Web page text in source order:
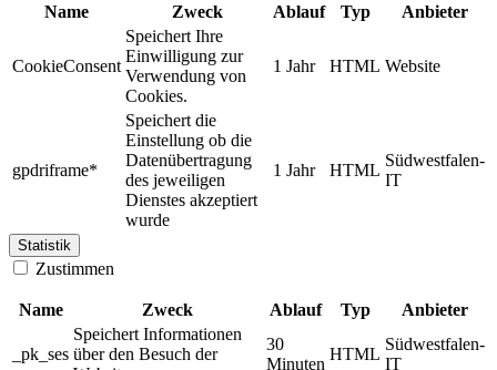
Name Zweck Ablauf Typ Anbieter
CookieConsent
Speichert Ihre
Einwilligung zur
Verwendung von
Cookies.
1 Jahr HTML Website
gpdriframe*
Speichert die
Einstellung ob die
Datenübertragung
des jeweiligen
Dienstes akzeptiert
wurde
1 Jahr HTML
Südwestfalen-
IT
Statistik
Zustimmen
Name Zweck Ablauf Typ Anbieter
_pk_ses
Speichert Informationen
über den Besuch der
30
Minuten
HTML
Südwestfalen-
IT